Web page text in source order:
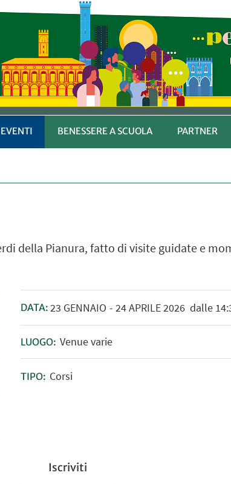
BENESSERE A SCUOLA PARTNER
della Pianura, fatto di visite guidate e
DATA: 23 GENNAIO - 24APRILE2026 dalle
LUOGO: Venue varie
TIPO: Corsi
Iscriviti